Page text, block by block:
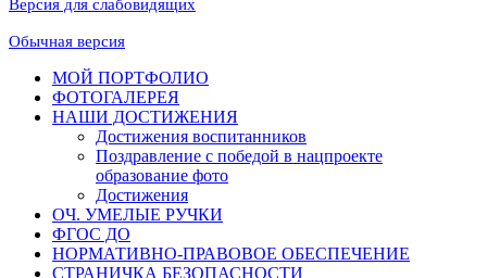
Версия для слабовидящих
Обычная версия
МОЙ ПОРТФОЛИО
ФОТОГАЛЕРЕЯ
НАШИ ДОСТИЖЕНИЯ
Достижения воспитанников
Поздравление с победой в нацпроекте
образование фото
Достижения
ОЧ. УМЕЛЫЕ РУЧКИ
ФГОС ДО
НОРМАТИВНО-ПРАВОВОЕ ОБЕСПЕЧЕНИЕ
СТРАНИЧКА БЕЗОПАСНОСТИ